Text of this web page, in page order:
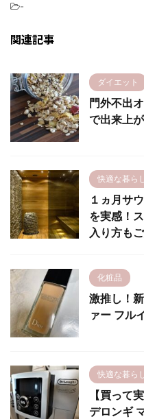
-
関連記事
ダイエット
門外不出
で出来上
快適な暮ら
１ヵ月サ
を実感！
入り方も
化粧品
激推し！
ァー フル
快適な暮ら
【買って
デロンギ